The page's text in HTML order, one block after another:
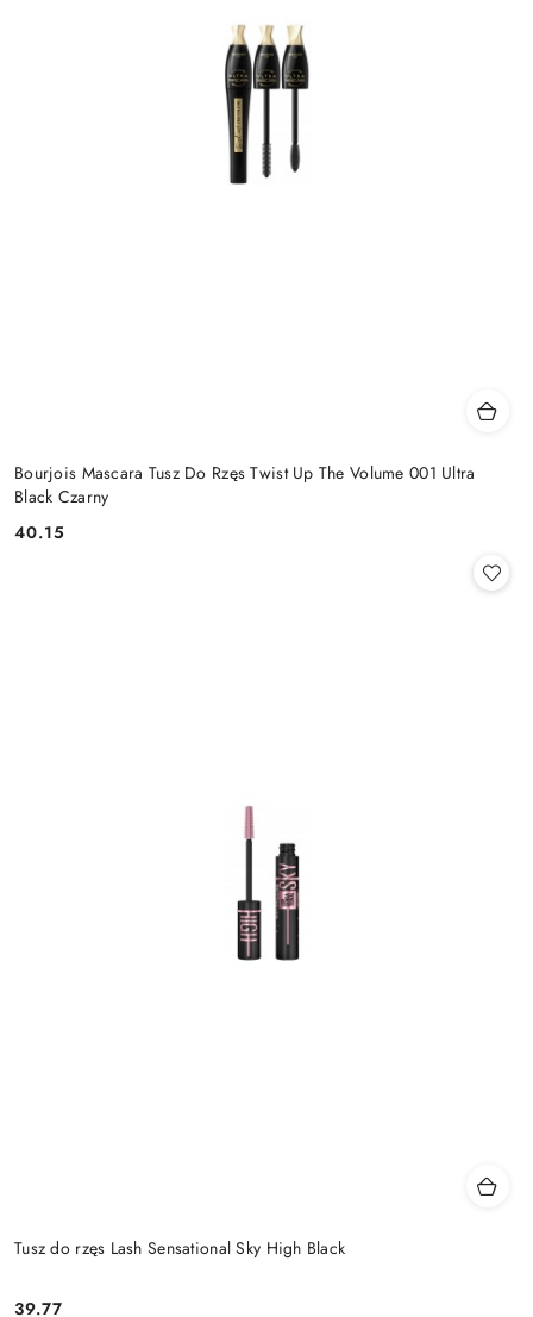
Bourjois Mascara Tusz Do Rzęs Twist Up The Volume 001 Ultra
Black Czarny
Cena:
40.15
Tusz do rzęs Lash Sensational Sky High Black
39.77